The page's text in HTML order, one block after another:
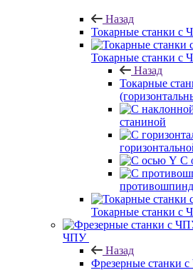
Назад
Токарные станки с
Токарные станки с
Назад
Токарные
станиной
С
Токарные станки с
ЧПУ
Назад
Фрезерные станки